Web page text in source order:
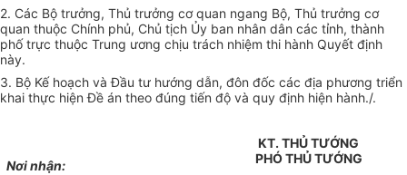
2. Các Bộ trưởng, Thủ trưởng cơ quan ngang Bộ, Thủ trưởng cơ
quan thuộc Chính phủ, Chủ tịch Ủy ban nhân dân các tỉnh, thành
phố trực thuộc Trung ương chịu trách nhiệm thi hành Quyết định
này.
3. Bộ Kế hoạch và Đầu tư hướng dẫn, đôn đốc các địa phương triển
khai thực hiện Đề án theo đúng tiến độ và quy định hiện hành./.
Nơi nhận:
KT. THỦ TƯỚNG
PHÓ THỦ TƯỚNG